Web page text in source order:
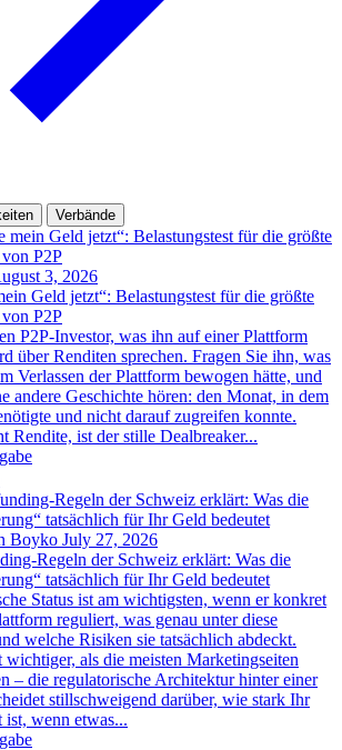
Verbände
3, 2026
Geld jetzt“: Belastungstest für die größte
P2P
P2P-Investor, was ihn auf einer Plattform
über Renditen sprechen. Fragen Sie ihn, was
Verlassen der Plattform bewogen hätte, und
andere Geschichte hören: den Monat, in dem
und nicht darauf zugreifen konnte.
Rendite, ist der stille Dealbreaker...
Boyko July 27, 2026
Regeln der Schweiz erklärt: Was die
tatsächlich für Ihr Geld bedeutet
Status ist am wichtigsten, wenn er konkret
reguliert, was genau unter diese
welche Risiken sie tatsächlich abdeckt.
wichtiger, als die meisten Marketingseiten
– die regulatorische Architektur hinter einer
stillschweigend darüber, wie stark Ihr
ist, wenn etwas...